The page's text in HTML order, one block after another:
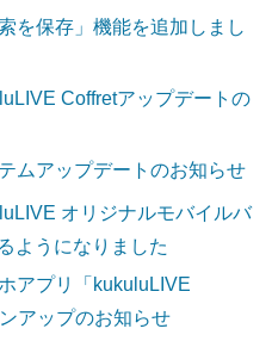
索を保存」機能を追加しまし
Coffretアップデートの
ムアップデートのお知らせ
オリジナルモバイルバ
ようになりました
アプリ「kukuluLIVE
アップのお知らせ